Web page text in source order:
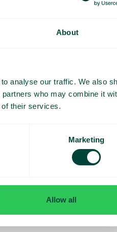
About
analyse our traffic. We also
who may combine it
of their services.
Marketing
Allow all